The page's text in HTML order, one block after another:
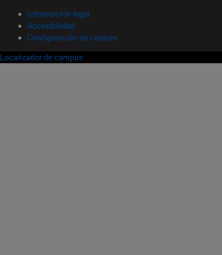
Información legal
Accesibilidad
Configuración de cookies
Localizador de campus